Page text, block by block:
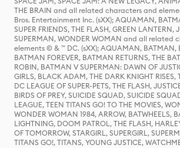
THE BRAIN and all related characters and
Bros. Entertainment Inc. (sXX); AQUAMAN,
SUPER FRIENDS, THE FLASH, GREEN LANTERN,
SUPERMAN, WONDER WOMAN and all related
elements © & ™ DC. (sXX); AQUAMAN, BATMAN,
BATMAN FOREVER, BATMAN RETURNS, THE
ROBIN, BATMAN V SUPERMAN: DAWN OF
GIRLS, BLACK ADAM, THE DARK KNIGHT RISES,
DC LEAGUE OF SUPER-PETS, THE FLASH,
BIRDS OF PREY, SUICIDE SQUAD, SUICIDE
LEAGUE, TEEN TITANS GO! TO THE MOVIES,
WONDER WOMAN 1984, ARROW, BATWHEELS,
LIGHTNING, DOOM PATROL, THE FLASH,
OF TOMORROW, STARGIRL, SUPERGIRL,
TITANS GO!, TITANS, YOUNG JUSTICE,